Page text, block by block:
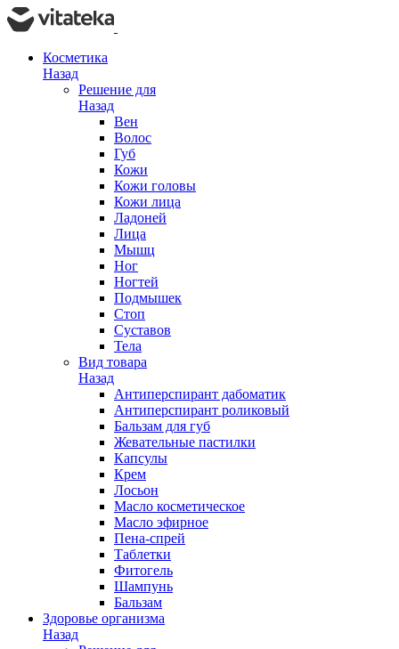
Косметика
Назад
Решение для
Назад
Вен
Волос
Губ
Кожи
Кожи головы
Кожи лица
Ладоней
Лица
Мышц
Ног
Ногтей
Подмышек
Стоп
Суставов
Тела
Вид товара
Назад
Антиперспирант дабоматик
Антиперспирант роликовый
Бальзам для губ
Жевательные пастилки
Капсулы
Крем
Лосьон
Масло косметическое
Масло эфирное
Пена-спрей
Таблетки
Фитогель
Шампунь
Бальзам
Здоровье организма
Назад